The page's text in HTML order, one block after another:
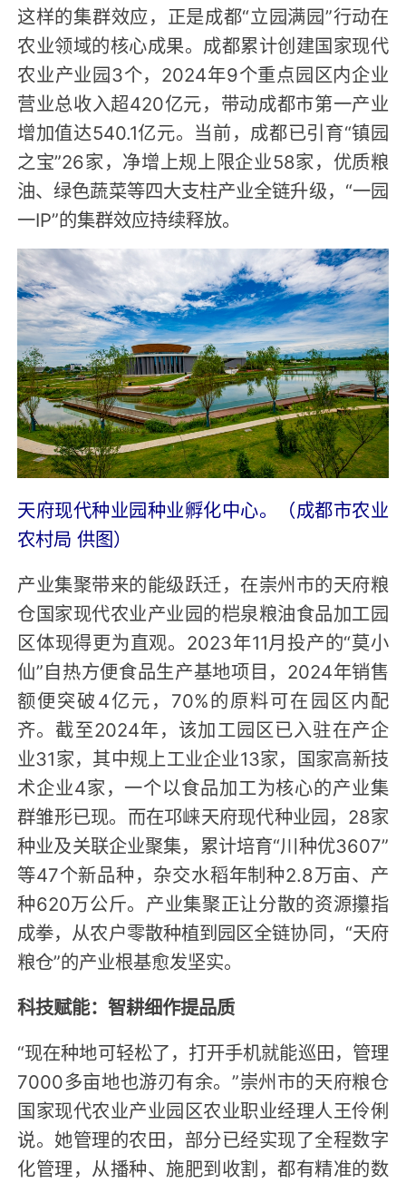
这样的集群效应，正是成都“立园满园”行动在
农业领域的核心成果。成都累计创建国家现代
农业产业园3个，2024年9个重点园区内企业
营业总收入超420亿元，带动成都市第一产业
增加值达540.1亿元。当前，成都已引育“镇园
之宝”26家，净增上规上限企业58家，优质粮
油、绿色蔬菜等四大支柱产业全链升级，“一园
一IP”的集群效应持续释放。
天府现代种业园种业孵化中心。（成都市农业
农村局 供图）
产业集聚带来的能级跃迁，在崇州市的天府粮
仓国家现代农业产业园的桤泉粮油食品加工园
区体现得更为直观。2023年11月投产的“莫小
仙”自热方便食品生产基地项目，2024年销售
额便突破4亿元，70%的原料可在园区内配
齐。截至2024年，该加工园区已入驻在产企
业31家，其中规上工业企业13家，国家高新技
术企业4家，一个以食品加工为核心的产业集
群雏形已现。而在邛崃天府现代种业园，28家
种业及关联企业聚集，累计培育“川种优3607”
等47个新品种，杂交水稻年制种2.8万亩、产
种620万公斤。产业集聚正让分散的资源攥指
成拳，从农户零散种植到园区全链协同，“天府
粮仓”的产业根基愈发坚实。
科技赋能：智耕细作提品质
“现在种地可轻松了，打开手机就能巡田，管理
7000多亩地也游刃有余。”崇州市的天府粮仓
国家现代农业产业园区农业职业经理人王伶俐
说。她管理的农田，部分已经实现了全程数字
化管理，从播种、施肥到收割，都有精准的数